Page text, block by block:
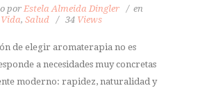
por Estela Almeida Dingler
en
, Salud 34 Views
de elegir aromaterapia no es
a necesidades muy concretas
moderno: rapidez, naturalidad y